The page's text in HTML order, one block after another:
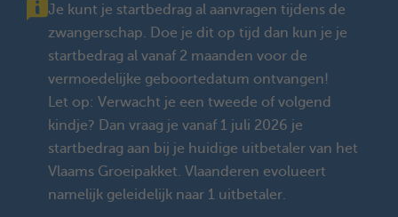
Je kunt je startbedrag al aanvragen tijdens de
zwangerschap. Doe je dit op tijd dan kun je je
startbedrag al vanaf 2 maanden voor de
vermoedelijke geboortedatum ontvangen!
Let op: Verwacht je een tweede of volgend
kindje? Dan vraag je vanaf 1 juli 2026 je
startbedrag aan bij je huidige uitbetaler van het
Vlaams Groeipakket. Vlaanderen evolueert
namelijk geleidelijk naar 1 uitbetaler.